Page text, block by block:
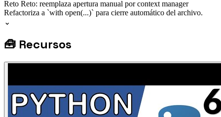
Reto Reto: reemplaza apertura manual por context manager
Refactoriza a `with open(...)` para cierre automático del archivo.
⌄
🧰 Recursos